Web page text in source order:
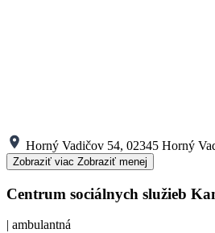
Horný Vadičov 54, 02345 Horný
Zobraziť viac Zobraziť menej
Centrum sociálnych služieb
| ambulantná